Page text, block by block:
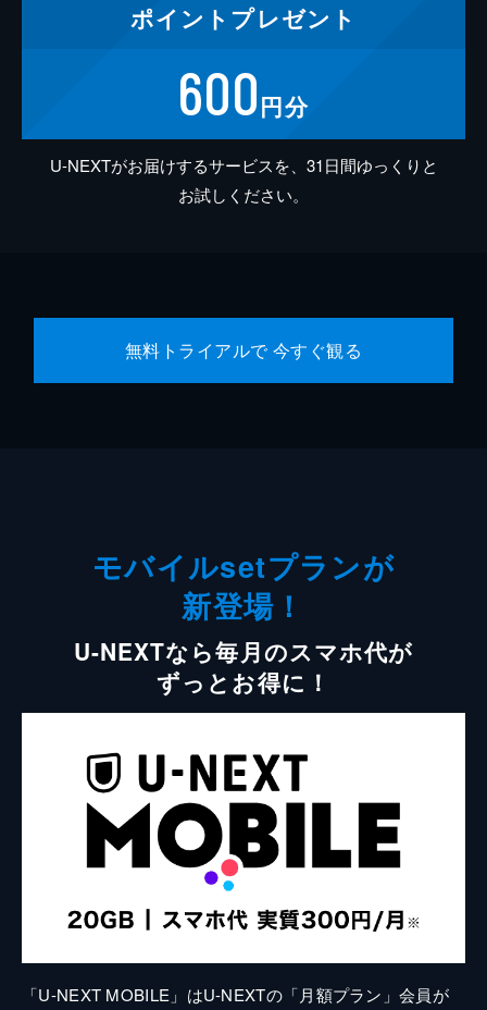
ポイント プレゼント
600円分
U-NEXTがお届けするサービスを、31日間ゆっくりと
お試しください。
無料トライアルで 今すぐ観る
モバイルsetプランが
新登場！
U-NEXTなら毎月のスマホ代が
ずっとお得に！
「U-NEXT MOBILE」はU-NEXTの「月額プラン」会員が